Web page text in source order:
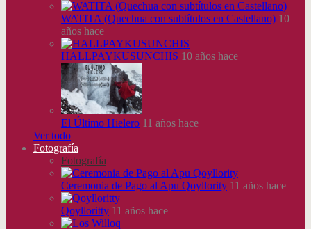
WATITA (Quechua con subtítulos en Castellano) 10
años hace
HALLPAYKUSUNCHIS 10 años hace
El Último Hielero 11 años hace
Ver todo
Fotografía
Fotografía
Ceremonia de Pago al Apu Qoyllority 11 años hace
Qoylloritty 11 años hace